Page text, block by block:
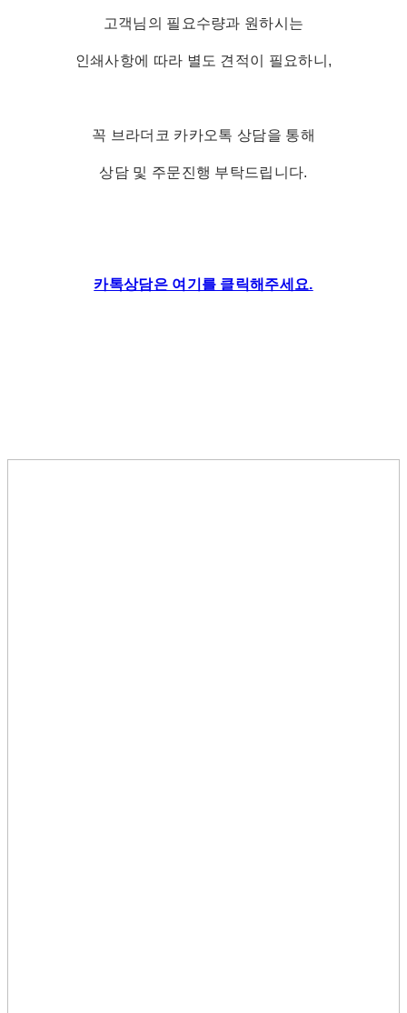
고객님의 필요수량과 원하시는
인쇄사항에 따라 별도 견적이 필요하니,
꼭 브라더코 카카오톡 상담을 통해
상담 및 주문진행 부탁드립니다.
카톡상담은 여기를 클릭해주세요.